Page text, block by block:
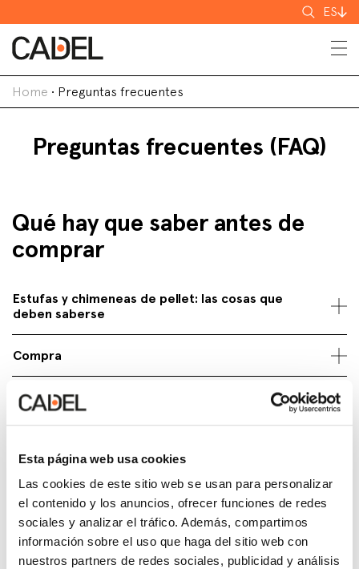
Esta página web usa cookies
Las cookies de este sitio web se usan para personalizar
el contenido y los anuncios, ofrecer funciones de redes
sociales y analizar el tráfico. Además, compartimos
información sobre el uso que haga del sitio web con
nuestros partners de redes sociales, publicidad y análisis
Buscar
ES
Home • Preguntas frecuentes
Preguntas frecuentes (FAQ)
Qué hay que saber antes de
comprar
Estufas y chimeneas de pellet: las cosas que
deben saberse
Compra
lo que hay que saber
Instalación
Mantenimiento